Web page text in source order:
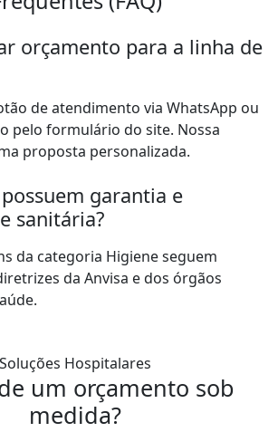
orçamento para a linha de
de atendimento via WhatsApp ou
pelo formulário do site. Nossa
proposta personalizada.
garantia e
sanitária?
da categoria Higiene seguem
da Anvisa e dos órgãos
Soluções Hospitalares
um orçamento sob
medida?